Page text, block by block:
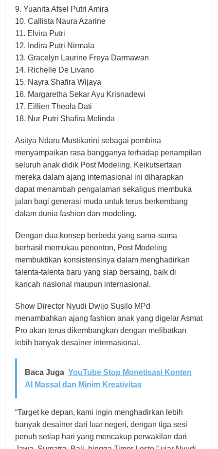
9. Yuanita Afsel Putri Amira
10. Callista Naura Azarine
11. Elvira Putri
12. Indira Putri Nirmala
13. Gracelyn Laurine Freya Darmawan
14. Richelle De Livano
15. Nayra Shafira Wijaya
16. Margaretha Sekar Ayu Krisnadewi
17. Eillien Theola Dati
18. Nur Putri Shafira Melinda
Asitya Ndaru Mustikarini sebagai pembina
menyampaikan rasa bangganya terhadap penampilan
seluruh anak didik Post Modeling. Keikutsertaan
mereka dalam ajang internasional ini diharapkan
dapat menambah pengalaman sekaligus membuka
jalan bagi generasi muda untuk terus berkembang
dalam dunia fashion dan modeling.
Dengan dua konsep berbeda yang sama-sama
berhasil memukau penonton, Post Modeling
membuktikan konsistensinya dalam menghadirkan
talenta-talenta baru yang siap bersaing, baik di
kancah nasional maupun internasional.
Show Director Nyudi Dwijo Susilo MPd
menambahkan ajang fashion anak yang digelar Asmat
Pro akan terus dikembangkan dengan melibatkan
lebih banyak desainer internasional.
Baca Juga YouTube Stop Monetisasi Konten
AI Massal dan Minim Kreativitas
“Target ke depan, kami ingin menghadirkan lebih
banyak desainer dari luar negeri, dengan tiga sesi
penuh setiap hari yang mencakup perwakilan dari